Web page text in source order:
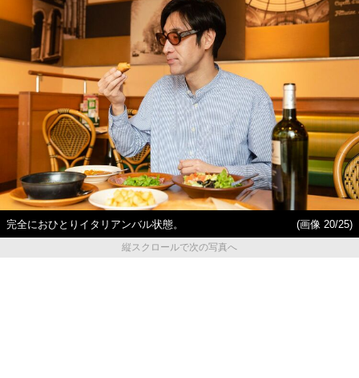
完全におひとりイタリアンバル状態。
(画像 20/25)
縦スクロールで次の写真へ